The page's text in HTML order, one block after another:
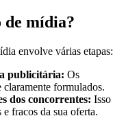
de mídia?
envolve várias etapas:
publicitária: Os
claramente formulados.
dos concorrentes: Isso
fracos da sua oferta.